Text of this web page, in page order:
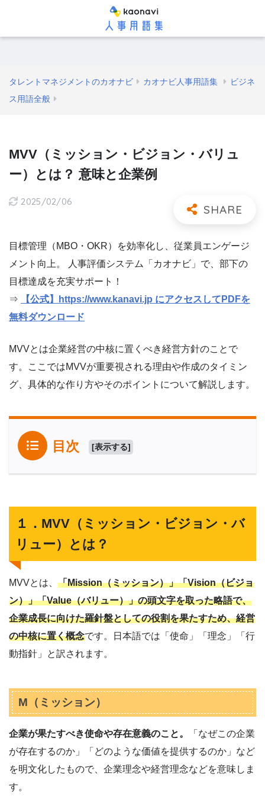
タレントマネジメントのカオナビ カオナビ人事用語集
ビジネ
ス用語全般
MVV（ミッション・ビジョン・バリュ
ー）とは？ 意味と企業例
2025/02/06
目標管理（MBO・OKR）を効率化し、従業員エンゲージ
メント向上。 人事評価システム「カオナビ」で、部下の
目標達成を充実サポート！
⇒
【公式】https://www.kanavi.jp にアクセスしてPDFを
無料ダウンロード
MVVとは企業経営の中核に置くべき経営方針のことで
す。ここではMVVが重要視される理由や作成のタイミン
グ、具体的な作り方やそのポイントについて解説します。
目次 [表示する]
１．MVV（ミッション・ビジョン・バ
リュー）とは？
MVVとは、 「Mission（ミッション）」「Vision（ビジョ
ン）」「Value（バリュー）」の頭文字を取った略語で、
企業成長に向けた羅針盤としての役割を果たすため、経営
の中核に置く概念です。日本語では「使命」「理念」「行
動指針」と訳されます。
M（ミッション）
企業が果たすべき使命や存在意義のこと。
「なぜこの企業
が存在するのか」「どのような価値を提供するのか」など
を明文化したもので、企業理念や経営理念などを意味しま
す。